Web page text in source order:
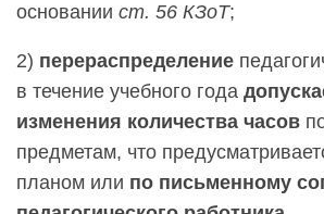
основании ст. 56 КЗоТ;
2) перераспределение
в течение учебного года
изменения количества часов
предметам, что
планом или по письменному